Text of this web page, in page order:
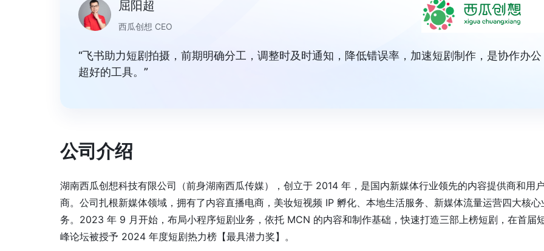
屈阳超
西瓜创想 CEO
“飞书助力短剧拍摄，前期明确分工，调整时及时通知，降低错误率，加速短剧制作，是协作办公
超好的工具。”
公司介绍
湖南西瓜创想科技有限公司（前身湖南西瓜传媒），创立于 2014 年，是国内新媒体行业领先的内容提供商和用
商。公司扎根新媒体领域，拥有了内容直播电商，美妆短视频 IP 孵化、本地生活服务、新媒体流量运营四大核心
务。2023 年 9 月开始，布局小程序短剧业务，依托 MCN 的内容和制作基础，快速打造三部上榜短剧，在首届
峰论坛被授予 2024 年度短剧热力榜【最具潜力奖】。